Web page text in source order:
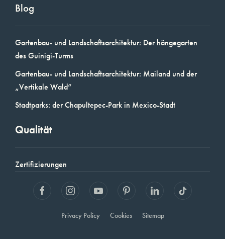
Blog
Gartenbau- und Landschaftsarchitektur: Der hängegarten
des Guinigi-Turms
Gartenbau- und Landschaftsarchitektur: Mailand und der
„Vertikale Wald“
Stadtparks: der Chapultepec-Park in Mexico-Stadt
Qualität
Zertifizierungen
Privacy Policy Cookies Sitemap